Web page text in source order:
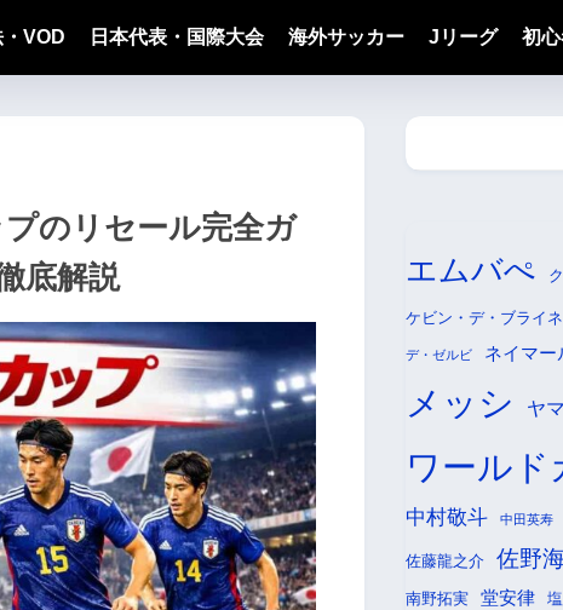
VOD 日本代表・国際大会 海外サッカー Jリーグ 初
プのリセール完全ガ
底解説
エムバぺ
ケビン・デ・ブライネ
デ・ゼルビ ネイマー
メッシ ヤ
ワールド
中村敬斗 中田英寿
佐藤龍之介 佐野
南野拓実 堂安律